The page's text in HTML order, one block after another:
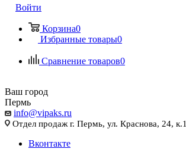
Войти
Корзина0
Избранные товары0
Сравнение товаров0
Ваш город
Пермь
info@vipaks.ru
Отдел продаж г. Пермь, ул. Краснова, 24, к.1
Вконтакте